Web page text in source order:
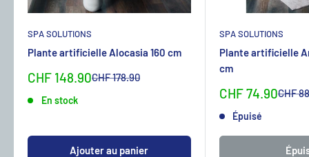
SPA SOLUTIONS
Plante artificielle Alocasia 160 cm
Sonderpreis
CHF 148.90Normalpreis
CHF 178.90
En stock
Ajouter au panier
SPA SOLUTIONS
Plante artificielle
cm
Sonderpreis
CHF 74.90CHF
Épuisé